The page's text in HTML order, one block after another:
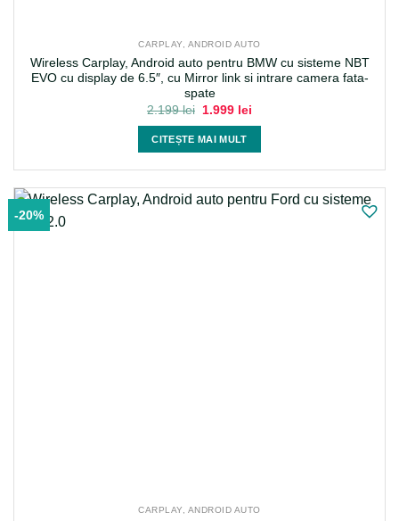
CARPLAY, ANDROID AUTO
Wireless Carplay, Android auto pentru BMW cu sisteme NBT
EVO cu display de 6.5″, cu Mirror link si intrare camera fata-
spate
2.199lei
Prețul
fost:
2.199 lei.
1.999 lei
CITEȘTE MAI MULT
-20%
CARPLAY, ANDROID AUTO